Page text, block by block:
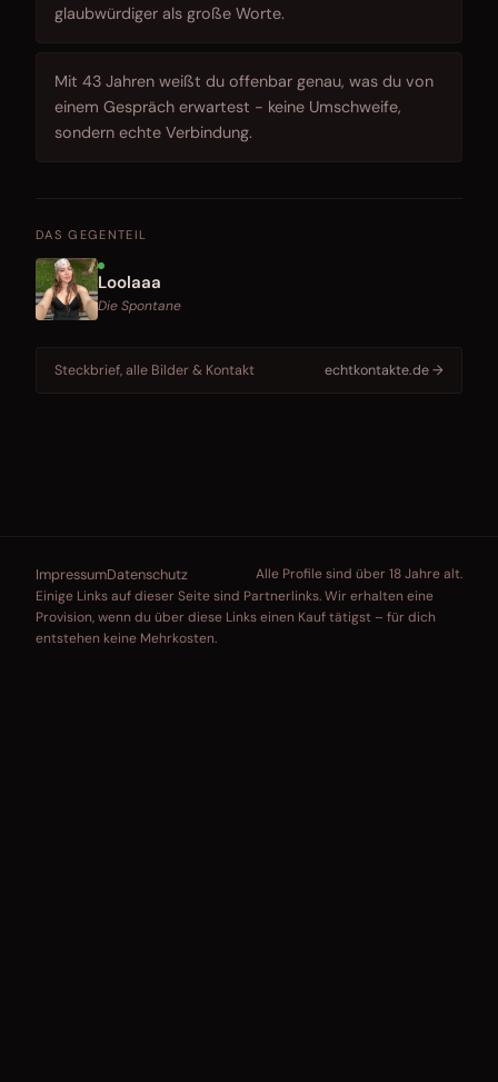
glaubwürdiger als große Worte.
Mit 43 Jahren weißt du offenbar genau, was du von
einem Gespräch erwartest - keine Umschweife,
sondern echte Verbindung.
DAS GEGENTEIL
Loolaaa
Die Spontane
Steckbrief, alle Bilder & Kontakt echtkontakte.de →
ImpressumDatenschutz
Alle Profile sind über 18 Jahre alt.
Einige Links auf dieser Seite sind Partnerlinks. Wir erhalten eine
Provision, wenn du über diese Links einen Kauf tätigst – für dich
entstehen keine Mehrkosten.